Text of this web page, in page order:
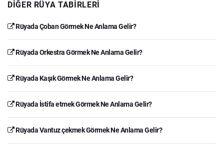
DIĞER RÜYA TABIRLERI
Rüyada Çoban Görmek Ne Anlama Gelir?
Rüyada Orkestra Görmek Ne Anlama Gelir?
Rüyada Kaşık Görmek Ne Anlama Gelir?
Rüyada İstifa etmek Görmek Ne Anlama Gelir?
Rüyada Vantuz çekmek Görmek Ne Anlama Gelir?